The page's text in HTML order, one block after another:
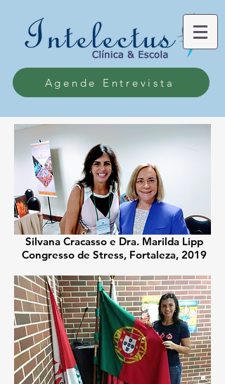
Agende Entrevista
Silvana Cracasso e Dra. Marilda Lipp
Congresso de Stress, Fortaleza, 2019